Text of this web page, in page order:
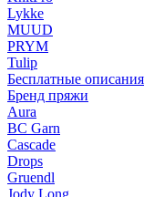
Lykke
MUUD
PRYM
Tulip
Бесплатные описания
Бренд пряжи
Aura
BC Garn
Cascade
Drops
Gruendl
Jody Long